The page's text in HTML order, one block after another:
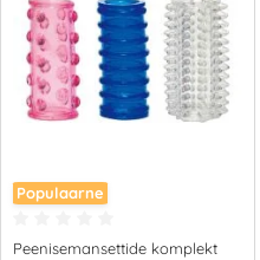
Populaarne
Peenisemansettide komplekt